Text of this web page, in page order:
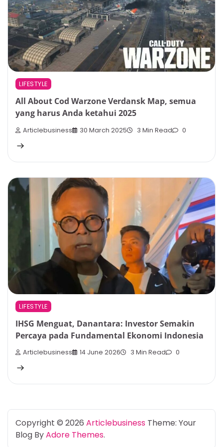
LIFESTYLE
All About Cod Warzone Verdansk Map, semua
yang harus Anda ketahui 2025
Articlebusiness 30 March 2025 3 Min Read 0
LIFESTYLE
IHSG Menguat, Danantara: Investor Semakin
Percaya pada Fundamental Ekonomi Indonesia
Articlebusiness 14 June 2026 3 Min Read 0
Copyright © 2026 Articlebusiness Theme: Your
Blog ByAdore Themes.